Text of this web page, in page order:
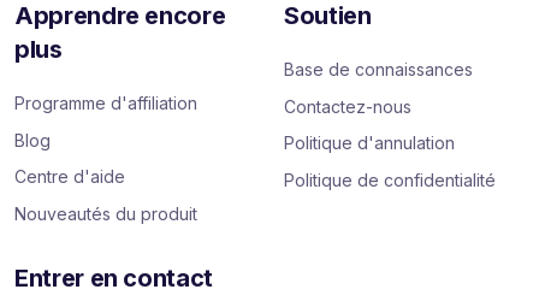
Apprendre encore
plus
Programme d'affiliation
Blog
Centre d'aide
Nouveautés du produit
Soutien
Base de connaissances
Contactez-nous
Politique d'annulation
Politique de confidentialité
Entrer en contact